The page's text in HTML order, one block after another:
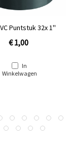
Puntstuk 32x 1''
€ 1,00
In
Winkelwagen